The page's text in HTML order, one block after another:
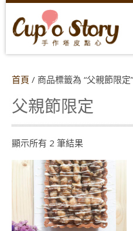
首頁 / 商品標籤為 “父親節限定”
父親節限定
顯示所有 2 筆結果
最
新
項
目
排